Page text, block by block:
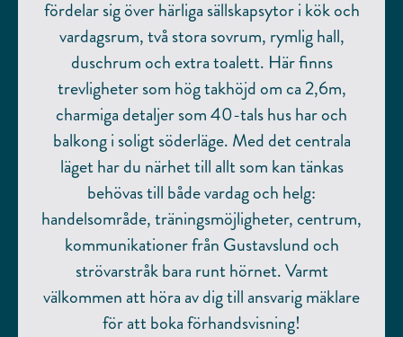
fördelar sig över härliga sällskapsytor i kök och
vardagsrum, två stora sovrum, rymlig hall,
duschrum och extra toalett. Här finns
trevligheter som hög takhöjd om ca 2,6m,
charmiga detaljer som 40-tals hus har och
balkong i soligt söderläge. Med det centrala
läget har du närhet till allt som kan tänkas
behövas till både vardag och helg:
handelsområde, träningsmöjligheter, centrum,
kommunikationer från Gustavslund och
strövarstråk bara runt hörnet. Varmt
välkommen att höra av dig till ansvarig mäklare
för att boka förhandsvisning!